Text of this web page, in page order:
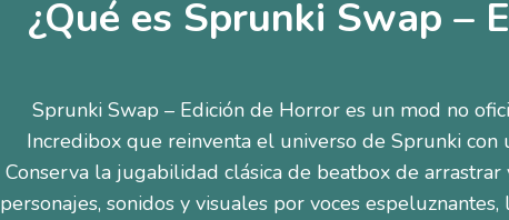
¿Qué es Sprunki Swap –
Sprunki Swap – Edición de Horror es un mod no
Incredibox que reinventa el universo de Sprunki con
Conserva la jugabilidad clásica de beatbox de
personajes, sonidos y visuales por voces